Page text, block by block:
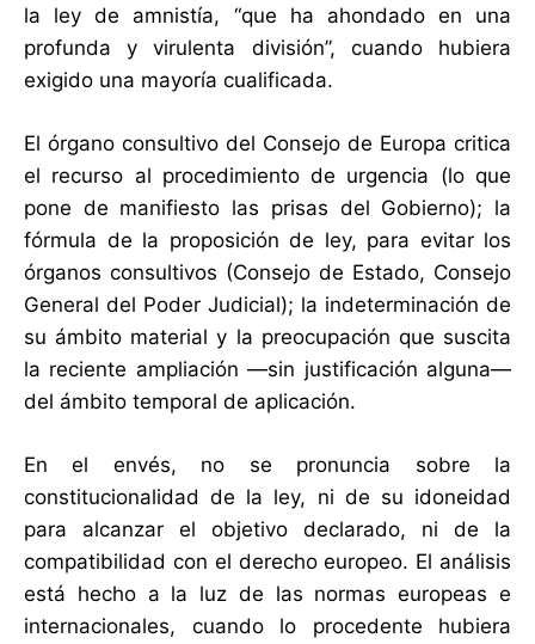
la ley de amnistía, “que ha ahondado en una
profunda y virulenta división”, cuando hubiera
exigido una mayoría cualificada.
El órgano consultivo del Consejo de Europa critica
el recurso al procedimiento de urgencia (lo que
pone de manifiesto las prisas del Gobierno); la
fórmula de la proposición de ley, para evitar los
órganos consultivos (Consejo de Estado, Consejo
General del Poder Judicial); la indeterminación de
su ámbito material y la preocupación que suscita
la reciente ampliación —sin justificación alguna—
del ámbito temporal de aplicación.
En el envés, no se pronuncia sobre la
constitucionalidad de la ley, ni de su idoneidad
para alcanzar el objetivo declarado, ni de la
compatibilidad con el derecho europeo. El análisis
está hecho a la luz de las normas europeas e
internacionales, cuando lo procedente hubiera